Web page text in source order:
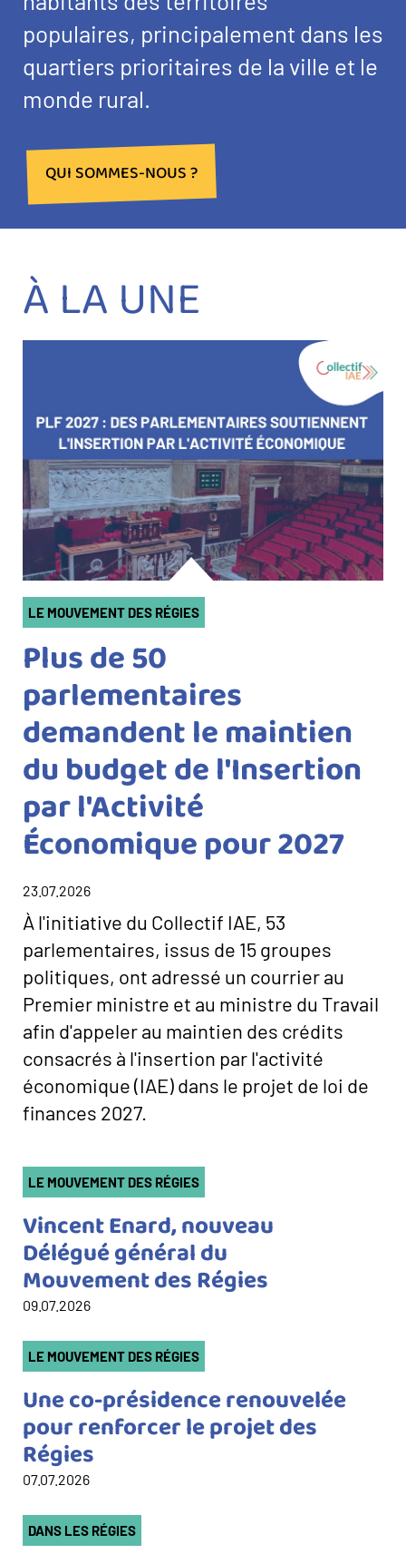
populaires, principalement dans les
quartiers prioritaires de la ville et le
monde rural.
QUI SOMMES-NOUS ?
À LA UNE
Catégorie(s)
LE MOUVEMENT DES RÉGIES
Plus de 50
parlementaires
demandent le maintien
du budget de l'Insertion
par l'Activité
Économique pour 2027
23.07.2026
Texte
d’introduction
À l'initiative du Collectif IAE, 53
parlementaires, issus de 15 groupes
politiques, ont adressé un courrier au
Premier ministre et au ministre du Travail
afin d'appeler au maintien des crédits
consacrés à l'insertion par l'activité
économique (IAE) dans le projet de loi de
finances 2027.
Catégorie(s)
LE MOUVEMENT DES RÉGIES
Vincent Enard, nouveau
Délégué général du
Mouvement des Régies
09.07.2026
Catégorie(s)
LE MOUVEMENT DES RÉGIES
Une co-présidence renouvelée
pour renforcer le projet des
Régies
07.07.2026
Catégorie(s)
DANS LES RÉGIES